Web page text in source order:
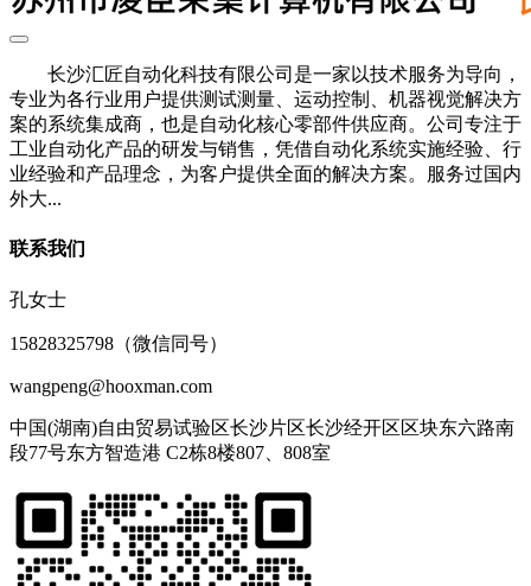
长沙汇匠自动化科技有限公司是一家以技术服务为导向，
专业为各行业用户提供测试测量、运动控制、机器视觉解决方
案的系统集成商，也是自动化核心零部件供应商。公司专注于
工业自动化产品的研发与销售，凭借自动化系统实施经验、行
业经验和产品理念，为客户提供全面的解决方案。服务过国内
外大...
联系我们
孔女士
15828325798（微信同号）
wangpeng@hooxman.com
中国(湖南)自由贸易试验区长沙片区长沙经开区区块东六路南
段77号东方智造港 C2栋8楼807、808室